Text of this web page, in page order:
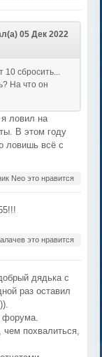
05 Дек 2022
10 сбросить...
На что он
ловил на
В этом году
ловишь всё с
Neo это нравится
это нравится
дядька с
раз оставил
форума.
чем похвалиться,